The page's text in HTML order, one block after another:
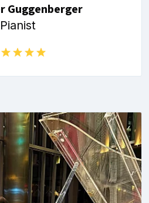
Guggenberger
Pianist